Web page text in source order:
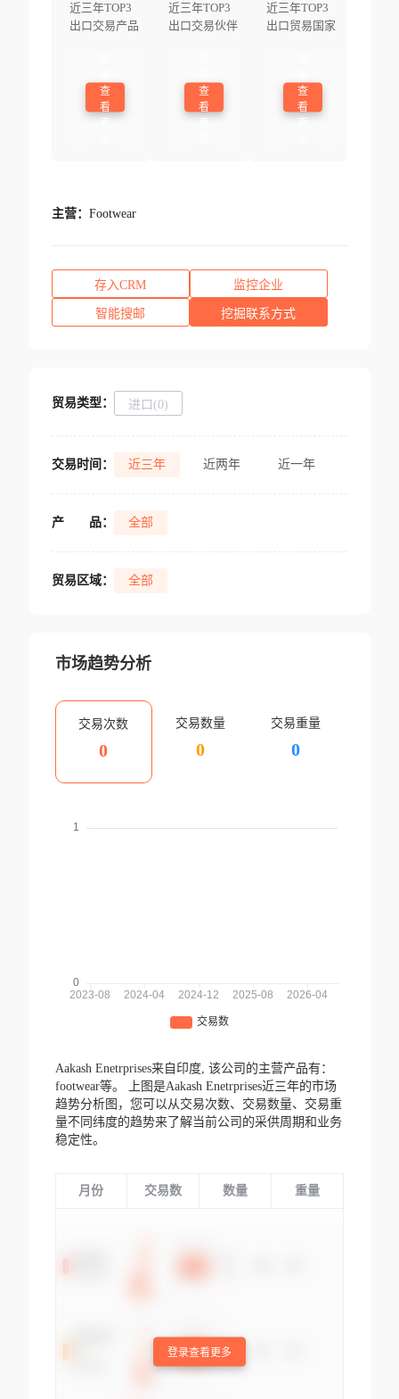
近三年TOP3
出口交易产品
查
看
近三年TOP3
出口交易伙伴
查
看
近三年TOP3
出口贸易国家
查
看
主营： Footwear
存入CRM 监控企业
智能搜邮 挖掘联系方式
贸易类型： 进口(0)
交易时间： 近三年 近两年 近一年
产 品： 全部
贸易区域： 全部
市场趋势分析
交易次数
0
交易数量
0
交易重量
0
Aakash Enetrprises来自印度, 该公司的主营产品有：
footwear等。
上图是Aakash Enetrprises近三年的市场
趋势分析图，您可以从交易次数、交易数量、交易重
量不同纬度的趋势来了解当前公司的采供周期和业务
稳定性。
月份 交易数 数量 重量
登录查看更多